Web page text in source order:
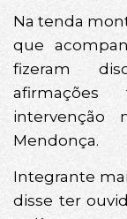
Na tenda
que
fizeram
intervenção
Mendonça.
Integrante
disse ter